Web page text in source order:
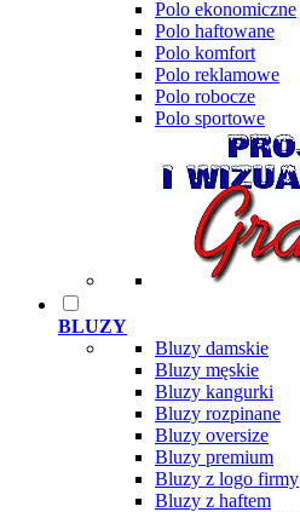
Polo ekonomiczne
Polo haftowane
Polo komfort
Polo reklamowe
Polo robocze
Polo sportowe
BLUZY
Bluzy damskie
Bluzy męskie
Bluzy kangurki
Bluzy rozpinane
Bluzy oversize
Bluzy premium
Bluzy z logo firmy
Bluzy z haftem